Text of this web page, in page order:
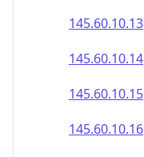
145.60.10.13
145.60.10.14
145.60.10.15
145.60.10.16